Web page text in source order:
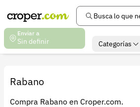
Busca lo que
Enviar a
Sin definir Categorías
Rabano
Compra Rabano en Croper.com.